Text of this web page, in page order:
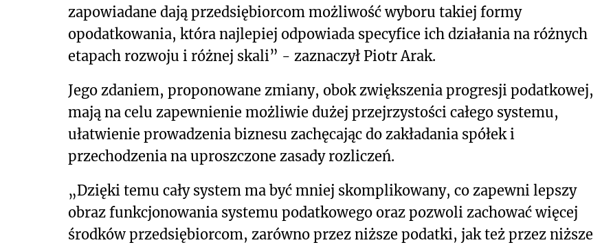
zapowiadane dają przedsiębiorcom możliwość wyboru takiej formy
opodatkowania, która najlepiej odpowiada specyfice ich działania na różnych
etapach rozwoju i różnej skali” - zaznaczył Piotr Arak.
Jego zdaniem, proponowane zmiany, obok zwiększenia progresji podatkowej,
mają na celu zapewnienie możliwie dużej przejrzystości całego systemu,
ułatwienie prowadzenia biznesu zachęcając do zakładania spółek i
przechodzenia na uproszczone zasady rozliczeń.
„Dzięki temu cały system ma być mniej skomplikowany, co zapewni lepszy
obraz funkcjonowania systemu podatkowego oraz pozwoli zachować więcej
środków przedsiębiorcom, zarówno przez niższe podatki, jak też przez niższe